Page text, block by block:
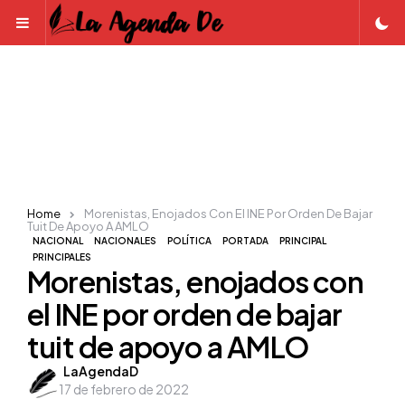
Menu
NACIONAL NACIONALES POLÍTICA PORTADA
PRINCIPAL
PRINCIPALES
Morenistas, enojados con
el INE por orden de bajar
tuit de apoyo a AMLO
Posted
by
LaAgendaD
17 de febrero de 2022
Home
Morenistas, Enojados Con El INE Por Orden De Bajar
Tuit De Apoyo A AMLO